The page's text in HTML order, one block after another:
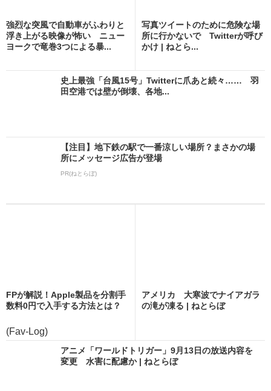
強烈な突風で自動車がふわりと
浮き上がる映像が怖い ニュー
ヨークで竜巻3つによる暴...
写真ツイートのために危険な場
所に行かないで Twitterが呼び
かけ | ねとら...
史上最強「台風15号」Twitterに爪あと続々…… 羽
田空港では壁が倒壊、各地...
【注目】地下鉄の駅で一番涼しい場所？まさかの場
所にメッセージ広告が登場
PR(ねとらぼ)
FPが解説！Apple製品を分割手
数料0円で入手する方法とは？
(Fav-Log)
アメリカ 大寒波でナイアガラ
の滝が凍る | ねとらぼ
アニメ「ワールドトリガー」9月13日の放送内容を
変更 水害に配慮か | ねとらぼ